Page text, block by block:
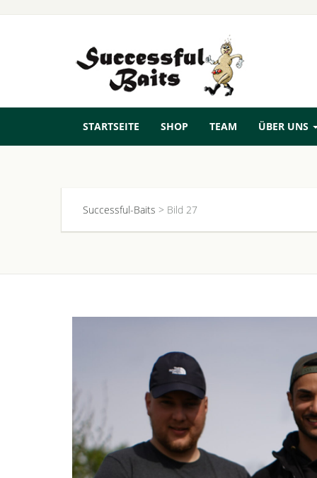
STARTSEITE SHOP TEAM ÜBER UNS
Successful-Baits > Bild 27